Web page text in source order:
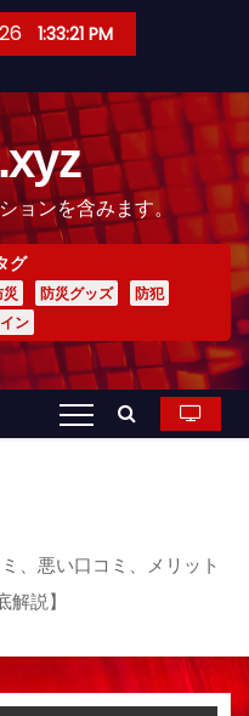
1:33:22 PM
ョンを含みます。
グ
防災グッズ
防犯
ン
、悪い口コミ、メリット
説】